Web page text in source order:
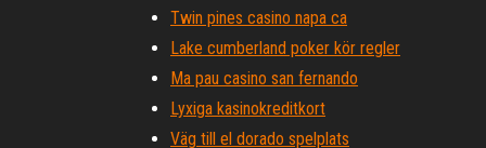
Twin pines casino napa ca
Lake cumberland poker kör regler
Ma pau casino san fernando
Lyxiga kasinokreditkort
Väg till el dorado spelplats